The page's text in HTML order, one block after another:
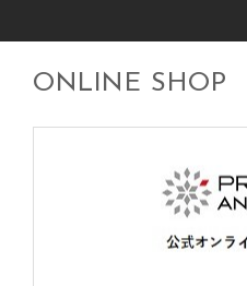
ONLINE SHOP